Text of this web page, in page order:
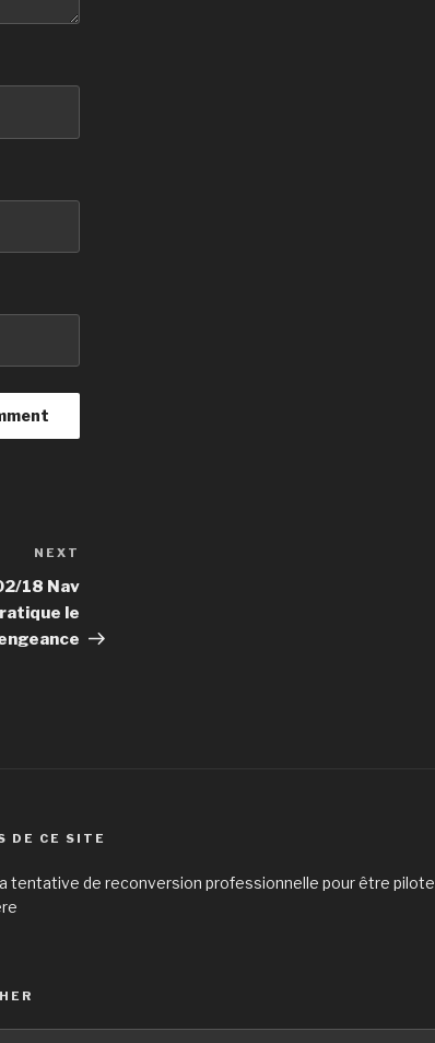
NEXT
18 Nav
le
DE CE SITE
tentative de reconversion professionnelle pour être pilote